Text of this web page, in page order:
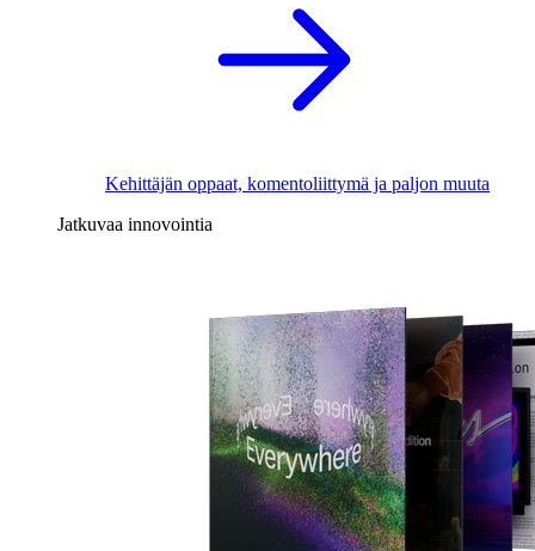
Kehittäjän oppaat, komentoliittymä ja paljon muuta
Jatkuvaa innovointia